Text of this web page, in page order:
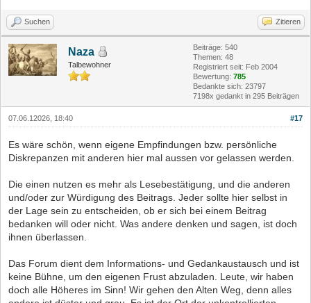
Suchen Zitieren
Naza
Talbewohner
Beiträge: 540
Themen: 48
Registriert seit: Feb 2004
Bewertung: 785
Bedankte sich: 23797
7198x gedankt in 295 Beiträgen
#17
07.06.12026, 18:40
Es wäre schön, wenn eigene Empfindungen bzw. persönliche
Diskrepanzen mit anderen hier mal aussen vor gelassen werden.
Die einen nutzen es mehr als Lesebestätigung, und die anderen
und/oder zur Würdigung des Beitrags. Jeder sollte hier selbst in
der Lage sein zu entscheiden, ob er sich bei einem Beitrag
bedanken will oder nicht. Was andere denken und sagen, ist doch
ihnen überlassen.
Das Forum dient dem Informations- und Gedankaustausch und ist
keine Bühne, um den eigenen Frust abzuladen. Leute, wir haben
doch alle Höheres im Sinn! Wir gehen den Alten Weg, denn alles